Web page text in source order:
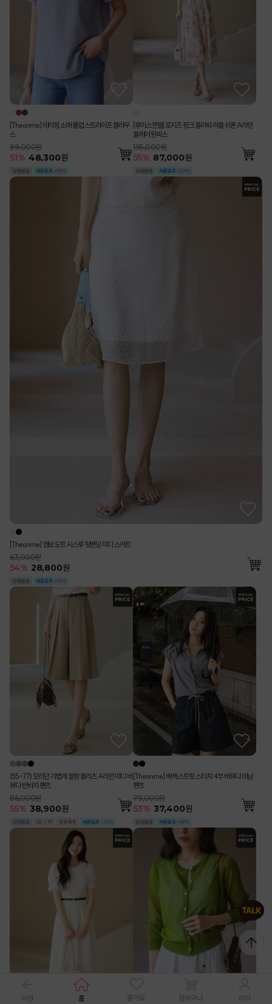
이전 홈 좋아요 장바구니 마이
[Theonme] 테이핑 소매 롤업 스트라이프 블라우
스
99,000원
51% 48,300원
[루이스엔젤] 로지즈 핑크 플라워 러플 쉬폰 A라인
플레어 원피스
195,000원
55% 87,000원
[Theonme] 엠보 도트 시스루 뒷밴딩 미디 스커트
63,000원
54% 28,800원
(55-77) 모리던 가볍게 찰랑 플리츠 A라인 미디 버
뮤다 반바지 팬츠
86,000원
55% 38,900원
[Theonme] 배색 스트링 스티치 4부 버뮤다 데님
팬츠
79,000원
53% 37,400원